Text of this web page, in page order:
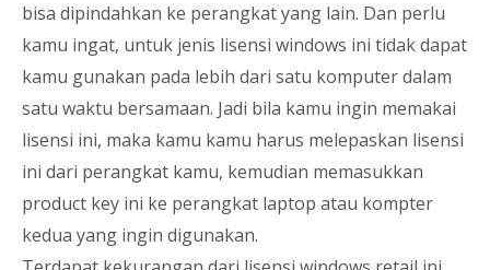
bisa dipindahkan ke perangkat yang lain. Dan perlu
kamu ingat, untuk jenis lisensi windows ini tidak dapat
kamu gunakan pada lebih dari satu komputer dalam
satu waktu bersamaan. Jadi bila kamu ingin memakai
lisensi ini, maka kamu kamu harus melepaskan lisensi
ini dari perangkat kamu, kemudian memasukkan
product key ini ke perangkat laptop atau kompter
kedua yang ingin digunakan.